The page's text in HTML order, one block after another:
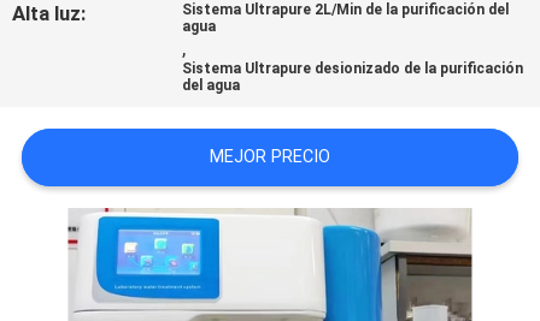
CITA
MAPA
Alta luz:
Sistema Ultrapure 2L/Min de la purificación del
agua
,
Sistema Ultrapure desionizado de la purificación
del agua
MEJOR PRECIO